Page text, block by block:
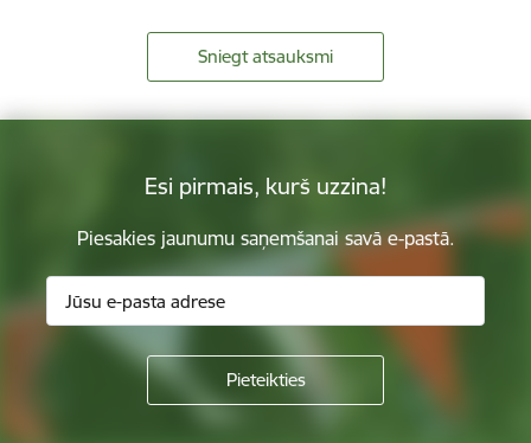
Sniegt atsauksmi
Esi pirmais, kurš uzzina!
Piesakies jaunumu saņemšanai savā e-pastā.